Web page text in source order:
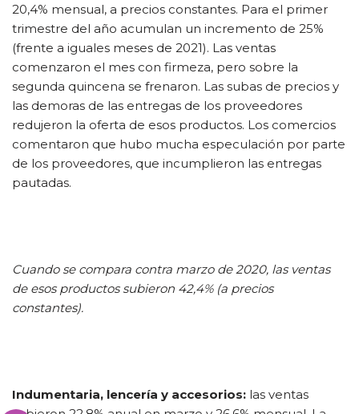
20,4% mensual, a precios constantes. Para el primer
trimestre del año acumulan un incremento de 25%
(frente a iguales meses de 2021). Las ventas
comenzaron el mes con firmeza, pero sobre la
segunda quincena se frenaron. Las subas de precios y
las demoras de las entregas de los proveedores
redujeron la oferta de esos productos. Los comercios
comentaron que hubo mucha especulación por parte
de los proveedores, que incumplieron las entregas
pautadas.
Cuando se compara contra marzo de 2020, las ventas
de esos productos subieron 42,4% (a precios
constantes).
Indumentaria, lencería y accesorios: las ventas